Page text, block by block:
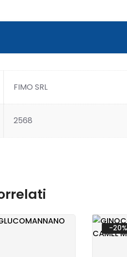
FIMO SRL
2568
-20%